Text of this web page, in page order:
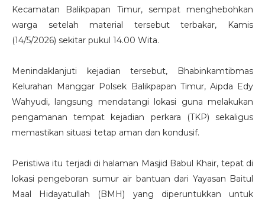
Kecamatan Balikpapan Timur, sempat menghebohkan
warga setelah material tersebut terbakar, Kamis
(14/5/2026) sekitar pukul 14.00 Wita.
Menindaklanjuti kejadian tersebut, Bhabinkamtibmas
Kelurahan Manggar Polsek Balikpapan Timur, Aipda Edy
Wahyudi, langsung mendatangi lokasi guna melakukan
pengamanan tempat kejadian perkara (TKP) sekaligus
memastikan situasi tetap aman dan kondusif.
Peristiwa itu terjadi di halaman Masjid Babul Khair, tepat di
lokasi pengeboran sumur air bantuan dari Yayasan Baitul
Maal Hidayatullah (BMH) yang diperuntukkan untuk